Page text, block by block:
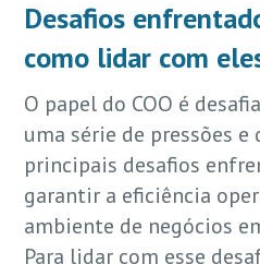
Desafios
como lidar com
O papel do COO é
uma série de pressões e
principais desafios
garantir a eficiência
ambiente de negócios
Para lidar com esse